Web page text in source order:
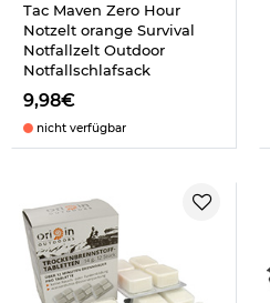
Tac Maven Zero Hour
Notzelt orange Survival
Notfallzelt Outdoor
Notfallschlafsack
9,98€
nicht verfügbar